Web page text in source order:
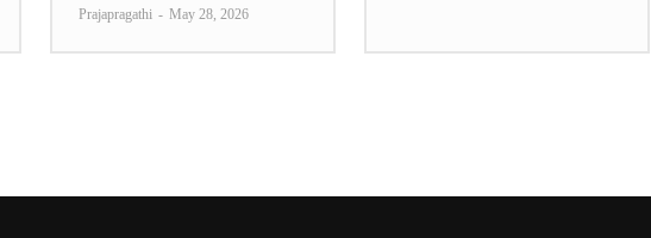
Prajapragathi - May 28, 2026